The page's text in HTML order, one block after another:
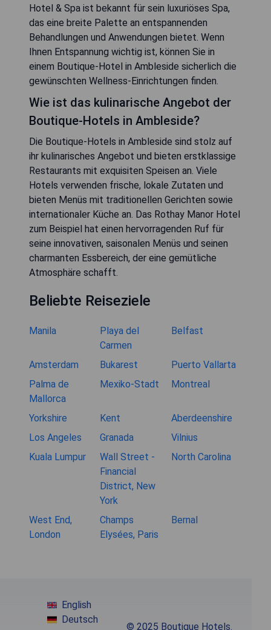
Hotel & Spa ist bekannt für sein luxuriöses Spa,
das eine breite Palette an entspannenden
Behandlungen und Anwendungen bietet. Wenn
Ihnen Entspannung wichtig ist, können Sie in
einem Boutique-Hotel in Ambleside sicherlich die
gewünschten Wellness-Einrichtungen finden.
Wie ist das kulinarische Angebot der
Boutique-Hotels in Ambleside?
Die Boutique-Hotels in Ambleside sind stolz auf
ihr kulinarisches Angebot und bieten erstklassige
Restaurants mit exquisiten Speisen an. Viele
Hotels verwenden frische, lokale Zutaten und
bieten Menüs mit traditionellen Gerichten sowie
internationaler Küche an. Das Rothay Manor Hotel
zum Beispiel hat einen hervorragenden Ruf für
seine innovativen, saisonalen Menüs und seinen
charmanten Essbereich, der eine gemütliche
Atmosphäre schafft.
Beliebte Reiseziele
Manila
Playa del
Carmen
Belfast
Amsterdam Bukarest
Puerto Vallarta
Palma de
Mallorca
Mexiko-Stadt Montreal
Yorkshire Kent
Aberdeenshire
Los Angeles
Granada
Vilnius
Kuala Lumpur
Wall Street -
Financial
District, New
York
North Carolina
West End,
London
Champs
Elysées, Paris
Bernal
English
Deutsch
© 2025 Boutique Hotels.